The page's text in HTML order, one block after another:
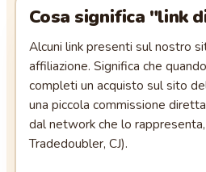
Cosa significa "link
Alcuni link presenti sul nostro
affiliazione. Significa che
completi un acquisto sul sito
una piccola commissione
dal network che lo
Tradedoubler, CJ).